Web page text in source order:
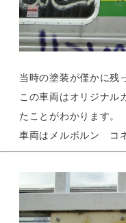
当時の塗装が僅かに残
この車両はオリジナル
たことがわかります。
車両はメルボルン コ